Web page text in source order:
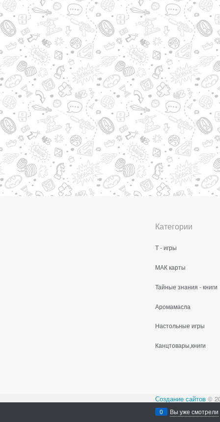
Категории
Т - игры
МАК карты
Тайные знания - книги
Аромамасла
Настольные игры
Канцтовары,книги
Создание сайтов ©
Содержимое сайта
Все права
0 Вы уже смотрели